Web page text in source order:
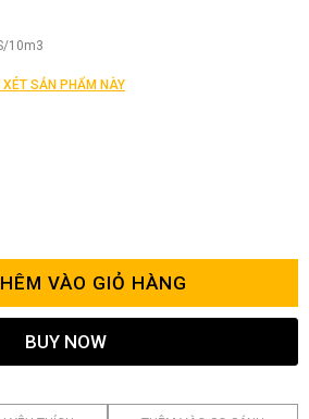
10m3
SẢN PHẨM NÀY
VÀO GIỎ HÀNG
BUY NOW